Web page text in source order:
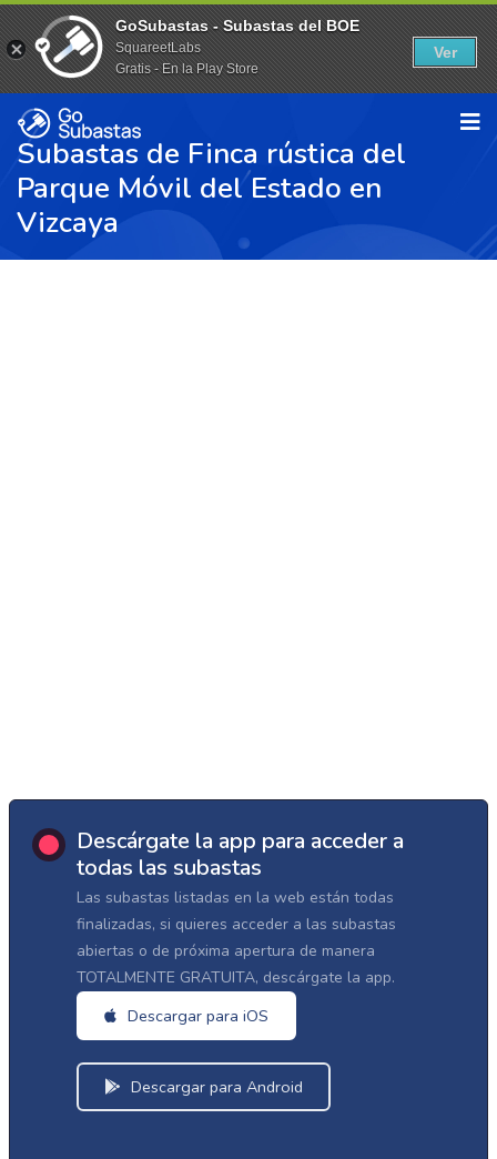
Subastas de Finca rústica del
Parque Móvil del Estado en
Vizcaya
Descárgate la app para acceder a
todas las subastas
Las subastas listadas en la web están todas
finalizadas, si quieres acceder a las subastas
abiertas o de próxima apertura de manera
TOTALMENTE GRATUITA, descárgate la app.
Descargar para iOS
Descargar para Android
GoSubastas - Subastas del BOE
SquareetLabs
Gratis - En la Play Store
Ver